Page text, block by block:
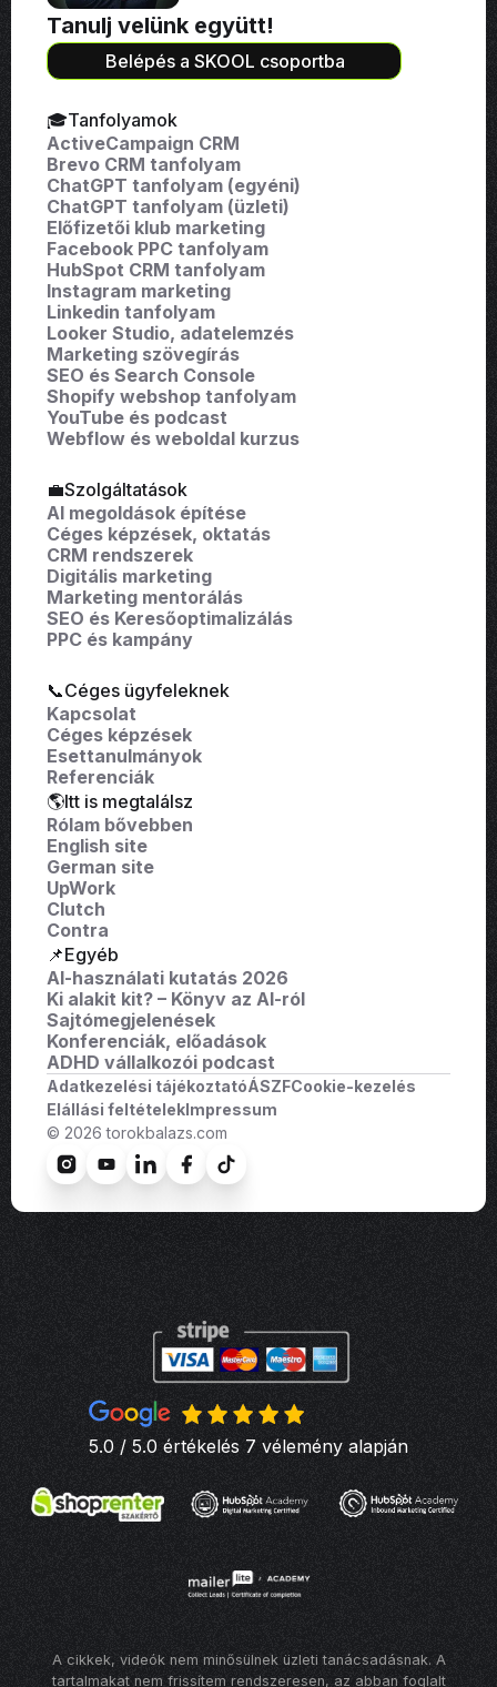
Tanulj velünk együtt!
Belépés a SKOOL csoportba
🎓Tanfolyamok
ActiveCampaign CRM
Brevo CRM tanfolyam
ChatGPT tanfolyam (egyéni)
ChatGPT tanfolyam (üzleti)
Előfizetői klub marketing
Facebook PPC tanfolyam
HubSpot CRM tanfolyam
Instagram marketing
Linkedin tanfolyam
Looker Studio, adatelemzés
Marketing szövegírás
SEO és Search Console
Shopify webshop tanfolyam
YouTube és podcast
Webflow és weboldal kurzus
💼Szolgáltatások
AI megoldások építése
Céges képzések, oktatás
CRM rendszerek
Digitális marketing
Marketing mentorálás
SEO és Keresőoptimalizálás
PPC és kampány
📞Céges ügyfeleknek
Kapcsolat
Céges képzések
Esettanulmányok
Referenciák
🌎Itt is megtalálsz
Rólam bővebben
English site
German site
UpWork
Clutch
Contra
📌Egyéb
AI-használati kutatás 2026
Ki alakit kit? – Könyv az AI-ról
Sajtómegjelenések
Konferenciák, előadások
ADHD vállalkozói podcast
Adatkezelési tájékoztatóÁSZFCookie-kezelés
Elállási feltételekImpressum
© 2026 torokbalazs.com
5.0 / 5.0 értékelés 7 vélemény alapján
A cikkek, videók nem minősülnek üzleti tanácsadásnak. A
tartalmakat nem frissítem rendszeresen, az abban foglalt